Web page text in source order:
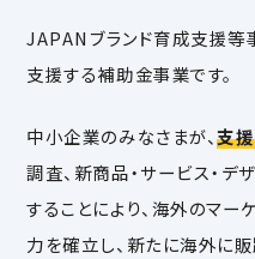
JAPANブランド育成支援等
支援する補助金事業です。
中小企業のみなさまが、支
調査、新商品・サービス・
することにより、海外のマー
力を確立し、新たに海外に